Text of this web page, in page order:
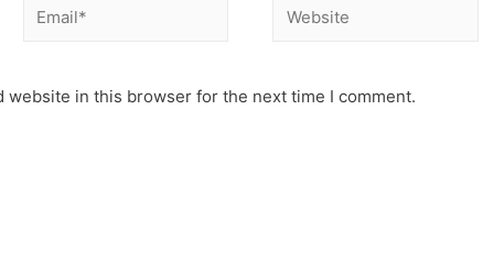
website in this browser for the next time I comment.